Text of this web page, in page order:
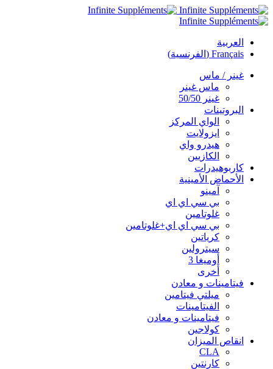
العربية
Français
( الفرنسية)
غينر / ماس
ماس غينر
غينر 50/50
البروتينات
الواي المركز
ايزولايت
هيدرو واي
الكازيين
كاربوهيدرات
الأحماض الأمينية
آمينو
بي سي اي اي
غلوتامين
بي سي اي اي+غلوتامين
كرياتين
سيترولين
أوميغا 3
أخرى
فيتامينات و معادن
ميلتي فيتامين
الفيتامينات
فيتامينات و معادن
كولاجين
انقاص الميزان
CLA
كارنتين